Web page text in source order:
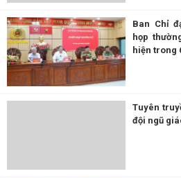
Ban Chỉ
họp
hiện trong
Tuyên
đội ngũ